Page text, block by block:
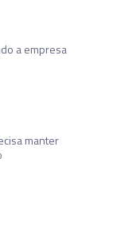
a empresa
manter